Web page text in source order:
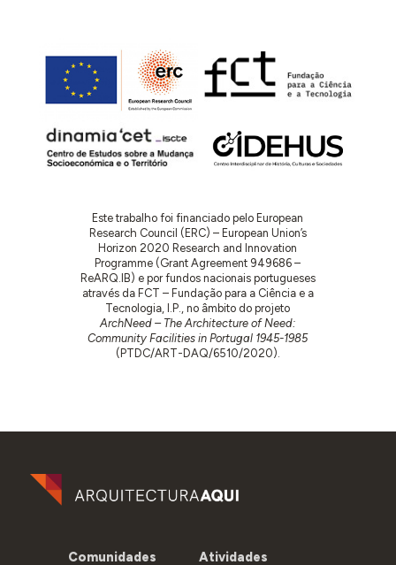
Este trabalho foi financiado pelo European
Research Council (ERC) – European Union’s
Horizon 2020 Research and Innovation
Programme (Grant Agreement 949686 –
ReARQ.IB) e por fundos nacionais portugueses
através da FCT – Fundação para a Ciência e a
Tecnologia, I.P., no âmbito do projeto
ArchNeed – The Architecture of Need:
Community Facilities in Portugal 1945-1985
(PTDC/ART-DAQ/6510/2020).
Comunidades Atividades